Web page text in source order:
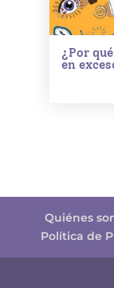
¿Por
en
Quiénes
Política de